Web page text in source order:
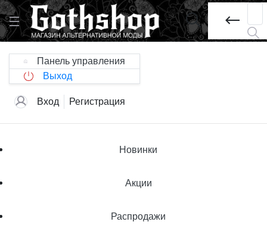
Панель управления
Выход
Вход Регистрация
Новинки
Акции
Распродажи